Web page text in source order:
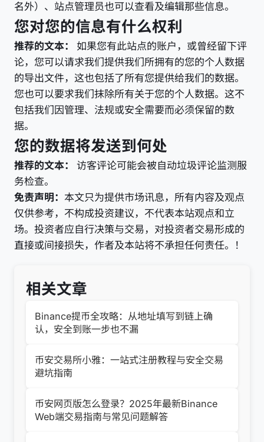
名外）、站点管理员也可以查看及编辑那些信息。
您对您的信息有什么权利
推荐的文本： 如果您有此站点的账户，或曾经留下评
论，您可以请求我们提供我们所拥有的您的个人数据
的导出文件，这也包括了所有您提供给我们的数据。
您也可以要求我们抹除所有关于您的个人数据。这不
包括我们因管理、法规或安全需要而必须保留的数
据。
您的数据将发送到何处
推荐的文本： 访客评论可能会被自动垃圾评论监测服
务检查。
免责声明： 本文只为提供市场讯息，所有内容及观点
仅供参考，不构成投资建议，不代表本站观点和立
场。投资者应自行决策与交易，对投资者交易形成的
直接或间接损失，作者及本站将不承担任何责任。！
相关文章
Binance提币全攻略：从地址填写到链上确
认，安全到账一步也不漏
币安交易所小雅：一站式注册教程与安全交易
避坑指南
币安网页版怎么登录？2025年最新Binance
Web端交易指南与常见问题解答